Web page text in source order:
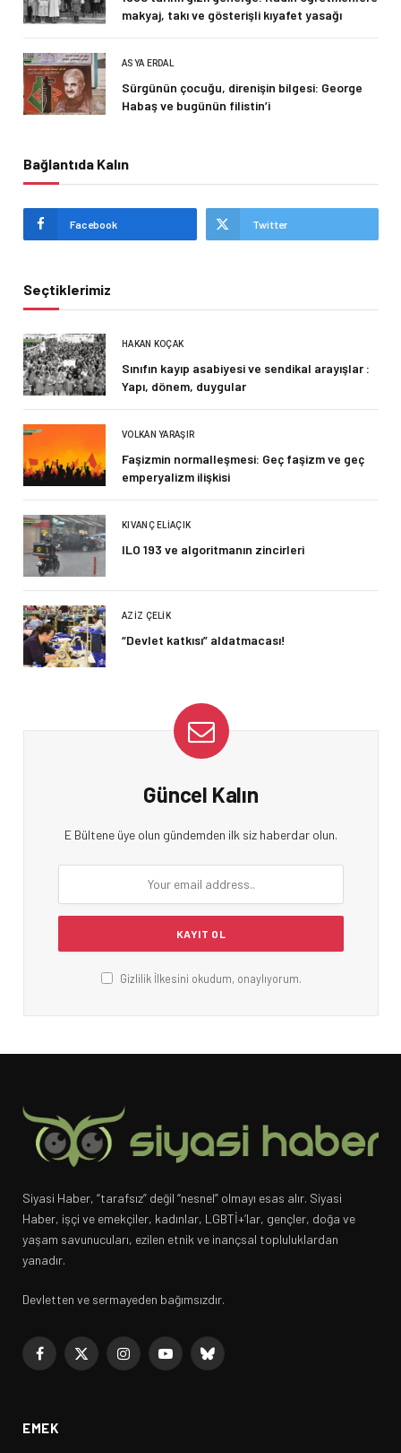
makyaj, takı ve gösterişli kıyafet yasağı
ASYA ERDAL
Sürgünün çocuğu, direnişin bilgesi: George
Habaş ve bugünün filistin’i
Bağlantıda Kalın
Facebook Twitter
Seçtiklerimiz
HAKAN KOÇAK
Sınıfın kayıp asabiyesi ve sendikal arayışlar :
Yapı, dönem, duygular
VOLKAN YARAŞIR
Faşizmin normalleşmesi: Geç faşizm ve geç
emperyalizm ilişkisi
KIVANÇ ELIAÇIK
ILO 193 ve algoritmanın zincirleri
AZIZ ÇELIK
“Devlet katkısı” aldatmacası!
Güncel Kalın
E Bültene üye olun gündemden ilk siz haberdar olun.
Gizlilik İlkesini okudum, onaylıyorum.
Siyasi Haber, “tarafsız” değil “nesnel” olmayı esas alır. Siyasi
Haber, işçi ve emekçiler, kadınlar, LGBTİ+’lar, gençler, doğa ve
yaşam savunucuları, ezilen etnik ve inançsal topluluklardan
yanadır.
Devletten ve sermayeden bağımsızdır.
Facebook
X
InstagramYouTubeBluesky
EMEK